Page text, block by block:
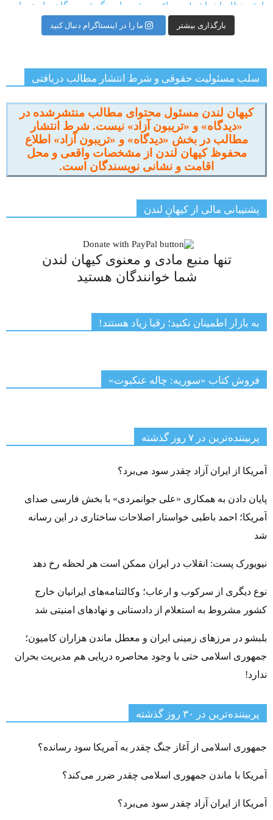
بارگذاری بیشتر ما را در اینستاگرام دنبال کنید
سلب مسئولیت حقوقی و شرط انتشار مطالب دریافتی
کیهان لندن مسئول محتوای مطالب منتشرشده در
«دیدگاه» و «تریبون آزاد» نیست. شرط انتشار
مطالب در بخش «دیدگاه» و «تریبون آزاد» اطلاع
محفوظ کیهان لندن از مشخصات واقعی و محل
اقامت و نشانی نویسندگان است.
پشتیبانی مالی از کیهانِ لندن
تنها منبع مادی و معنوی کیهان لندن
شما خوانندگان هستید
به بازار اطمینان نکنید؛ رقبا زیاد هستند!
فروش کتاب «سوریه: چاله عنکبوت»
پربیننده‌ترین‌ در ۷ روز گذشته
آمریکا از ایران آزاد چقدر سود می‌برد؟
پایان دادن به همکاری «علی جوانمردی» با بخش فارسی صدای
آمریکا؛ احمد باطبی خواستار اصلاحات ساختاری در این رسانه
شد
نیویورک پست: انقلاب در ایران ممکن است هر لحظه رخ دهد
نوع دیگری از سرکوب و ارعاب؛ وکالتنامه‌های ایرانیان خارج
کشور مشروط به استعلام از دادستانی و نهادهای امنیتی شد
بلبشو در مرزهای زمینی ایران و معطل ماندن هزاران کامیون؛
جمهوری اسلامی حتی با وجود محاصره دریایی هم مدیریت بحران
ندارد!
پربیننده‌ترین‌ در ۳۰ روز گذشته
جمهوری اسلامی از آغاز جنگ چقدر به آمریکا سود رسانده؟
آمریکا با ماندن جمهوری اسلامی چقدر ضرر می‌کند؟
آمریکا از ایران آزاد چقدر سود می‌برد؟